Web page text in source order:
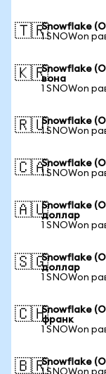
🇹🇷Snowflake
1 SNOWon
🇰🇷Snowflake
вона
1 SNOWon
🇷🇺Snowflake
1 SNOWon
🇨🇦Snowflake
1 SNOWon
🇦🇺Snowflake
доллар
1 SNOWon
🇸🇬Snowflake
доллар
1 SNOWon
🇨🇭Snowflake
франк
1 SNOWon
🇧🇷Snowflake
1 SNOWon